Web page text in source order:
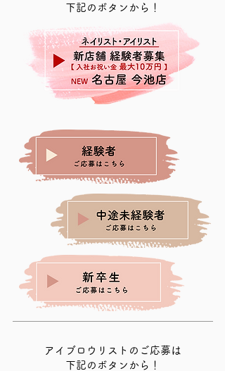
​下記のボタンから！
アイブロウリストのご応募は
​下記のボタンから！